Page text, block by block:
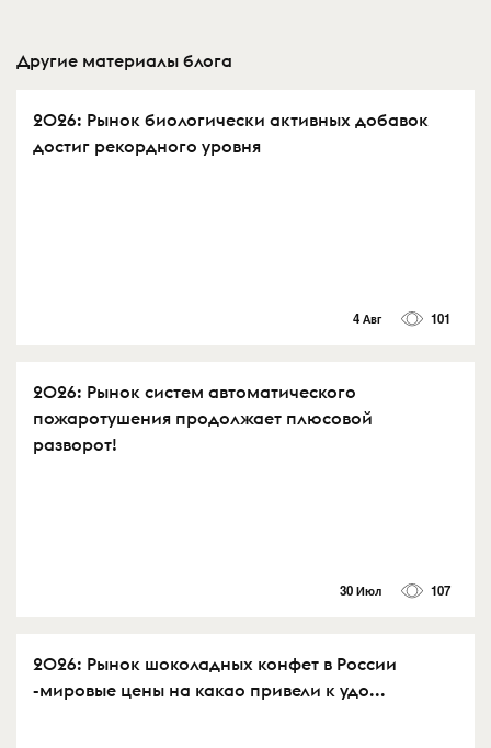
Другие материалы блога
2026: Рынок биологически активных добавок
достиг рекордного уровня
4 Авг 101
2026: Рынок систем автоматического
пожаротушения продолжает плюсовой
разворот!
30 Июл 107
2026: Рынок шоколадных конфет в России
-мировые цены на какао привели к удо...